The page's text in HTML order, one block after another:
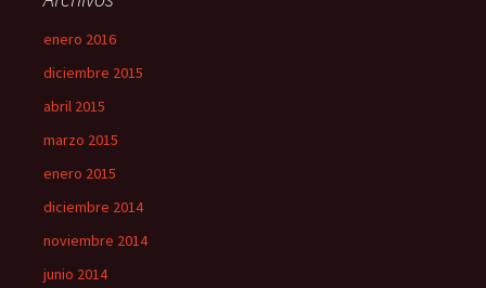
enero 2016
diciembre 2015
abril 2015
marzo 2015
enero 2015
diciembre 2014
noviembre 2014
junio 2014